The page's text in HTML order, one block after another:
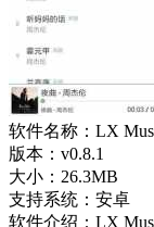
软件名称：LX
版本：v0.8.1
大小：26.3MB
支持系统：安卓
软件介绍：LX